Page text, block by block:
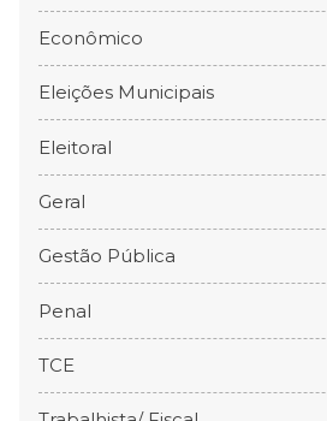
Econômico
Eleições Municipais
Eleitoral
Geral
Gestão Pública
Penal
TCE